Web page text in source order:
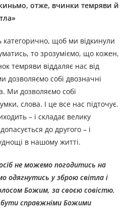
отже, вчинки темряви й
категорично, щоб ми відкинули
то зрозуміємо, що кожен,
темряви віддаляє нас від
дозволяємо собі двозначні
Ми дозволяємо собі
слова. І це все нас підточує.
– і складає велику
до другого – і
в нашому житті.
не можемо погодитись на
одягнутись у зброю світла і
Божим, за своєю совістю.
справжніми Божими